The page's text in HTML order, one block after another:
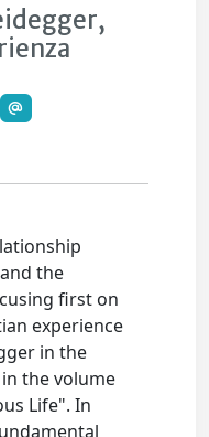
the
first on
experience
in the
the volume
Life". In